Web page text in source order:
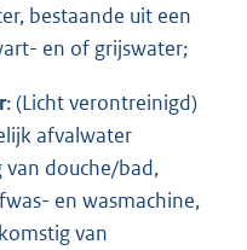
bestaande uit een
en of grijswater;
: (Licht verontreinigd)
afvalwater
douche/bad,
en wasmachine,
van